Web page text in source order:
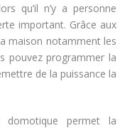
qu’il n’y a personne
important. Grâce aux
maison notamment les
pouvez programmer la
de la puissance la
permet la